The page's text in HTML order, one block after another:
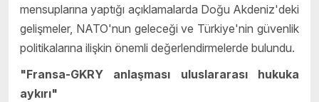
mensuplarına yaptığı açıklamalarda Doğu Akdeniz'deki
gelişmeler, NATO'nun geleceği ve Türkiye'nin güvenlik
politikalarına ilişkin önemli değerlendirmelerde bulundu.
"Fransa-GKRY anlaşması uluslararası hukuka
aykırı"